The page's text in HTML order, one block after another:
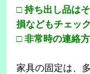
□ 持ち出し品は
損などもチェック
□ 非常時の連絡
家具の固定は、